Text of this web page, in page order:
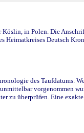
in Polen. Die
Deutsch
des Taufdatums.
vorgenommen
überprüfen. Eine